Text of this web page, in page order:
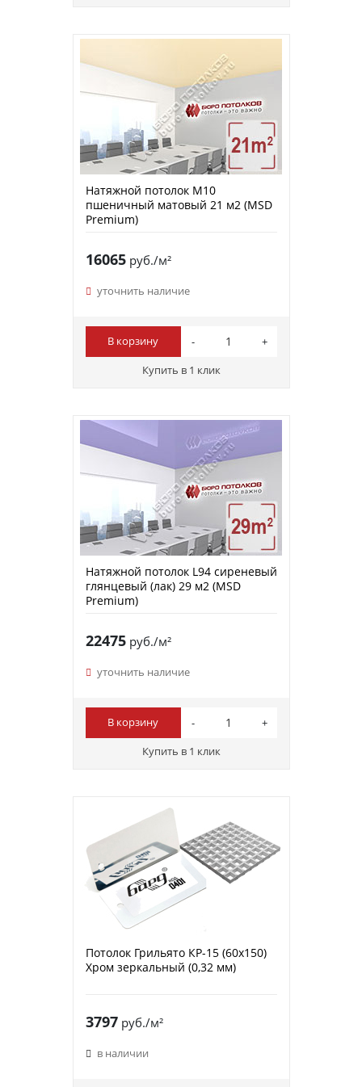
Натяжной потолок M10
пшеничный матовый 21 м2 (MSD
Premium)
16065руб./м²
уточнить наличие
В корзину
Купить в 1 клик
Натяжной потолок L94 сиреневый
глянцевый (лак) 29 м2 (MSD
Premium)
22475руб./м²
уточнить наличие
В корзину
Купить в 1 клик
Потолок Грильято КР-15 (60х150)
Хром зеркальный (0,32 мм)
3797руб./м²
в наличии